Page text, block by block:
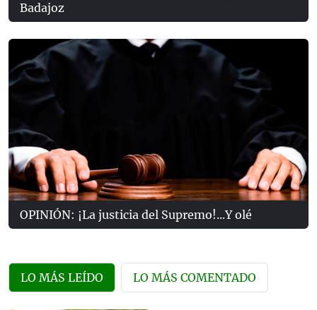
Badajoz
OPINIÓN: ¡La justicia del Supremo!...Y olé
LO MÁS LEÍDO LO MÁS COMENTADO